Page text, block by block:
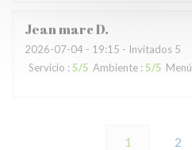
Jean marcD
2026-07-04 - 19:15 - Invitados 5
Servicio :5/5 Ambiente :5/5 Menú
1 2